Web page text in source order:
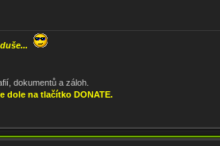
dokumentů a záloh.
dole na tlačítko DONATE.